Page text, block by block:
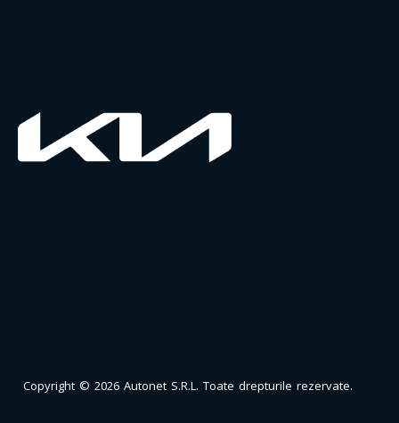
Copyright © 2026 Autonet S.R.L. Toate drepturile rezervate.